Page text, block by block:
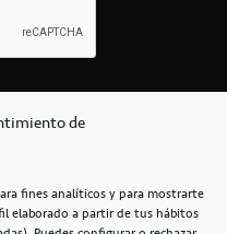
de
fines analíticos y para mostrarte
elaborado a partir de tus hábitos